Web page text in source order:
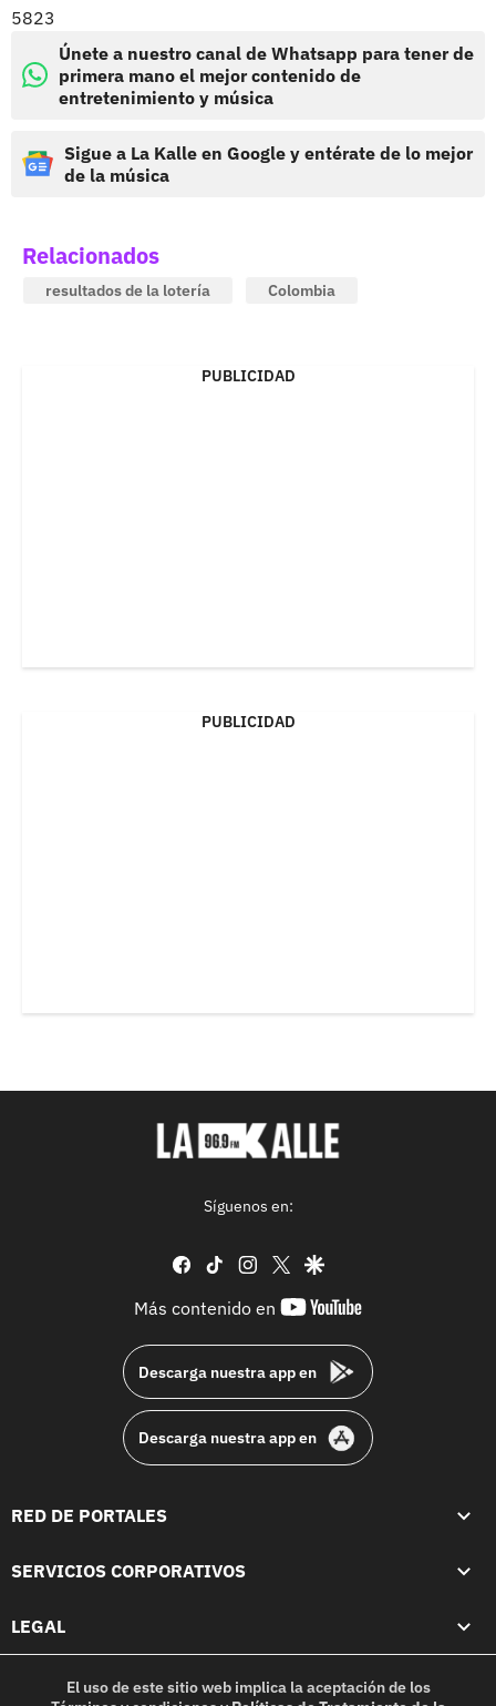
5823
Únete a nuestro canal de Whatsapp para tener de
primera mano el mejor contenido de
entretenimiento y música
Sigue a La Kalle en Google y entérate de lo mejor
de la música
Relacionados
resultados de la lotería Colombia
PUBLICIDAD
PUBLICIDAD
Síguenos en:
facebook
tiktok instagram
twittergoogle
Más contenido en
youtube-
Descarga nuestra app en
Descarga nuestra app en
RED DE PORTALES
SERVICIOS CORPORATIVOS
LEGAL
El uso de este sitio web implica la aceptación de los